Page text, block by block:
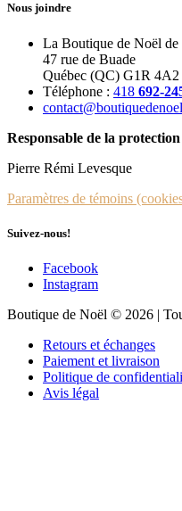
Nous joindre
La Boutique de Noël de
47 rue de Buade
Québec (QC) G1R 4A2
Téléphone : 418 692-
Responsable de la
Pierre Rémi Levesque
Paramètres de témoins
Suivez-nous!
Facebook
Instagram
Boutique de Noël © 2026 |
Retours et échanges
Paiement et livraison
Politique de
Avis légal